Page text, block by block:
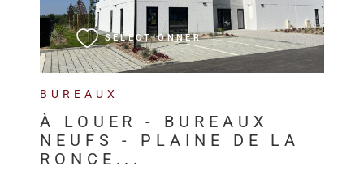
BUREAUX
À LOUER - BUREAUX
NEUFS - PLAINE DE LA
RONCE...
SÉLECTIONNER